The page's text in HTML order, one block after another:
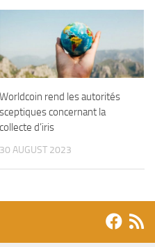
Worldcoin rend les autorités
sceptiques concernant la
collecte d’iris
30 AUGUST 2023